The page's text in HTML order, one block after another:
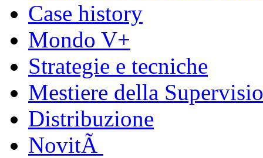
Case history
Mondo V+
Strategie e tecniche
Mestiere della
Distribuzione
NovitÃ